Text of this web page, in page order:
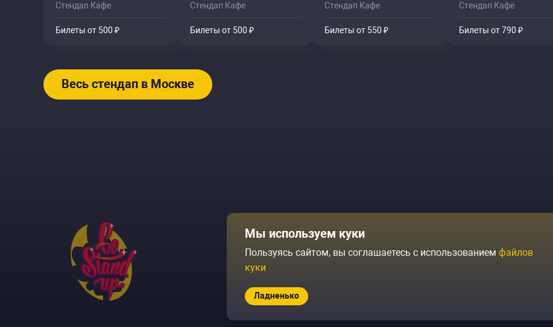
Стендап Кафе
Билеты от 500 ₽
Стендап Кафе
Билеты от 500 ₽
Стендап Кафе
Билеты от 550 ₽
Стендап Кафе
Билеты от 790 ₽
Весь стендап в Москве
Площадки
Архив событий
Журнал Политика конфиденциальности
Мы используем куки
Пользуясь сайтом, вы соглашаетесь с использованием файлов
куки
Ладненько